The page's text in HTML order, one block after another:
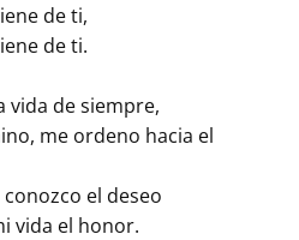
de ti,
de ti.
vida de siempre,
me ordeno hacia el
el deseo
vida el honor.